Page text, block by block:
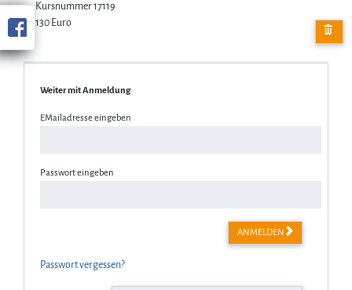
Kursnummer 17119
130 Euro
Weiter mit Anmeldung
EMailadresse eingeben
Passwort eingeben
ANMELDEN
Passwort vergessen?